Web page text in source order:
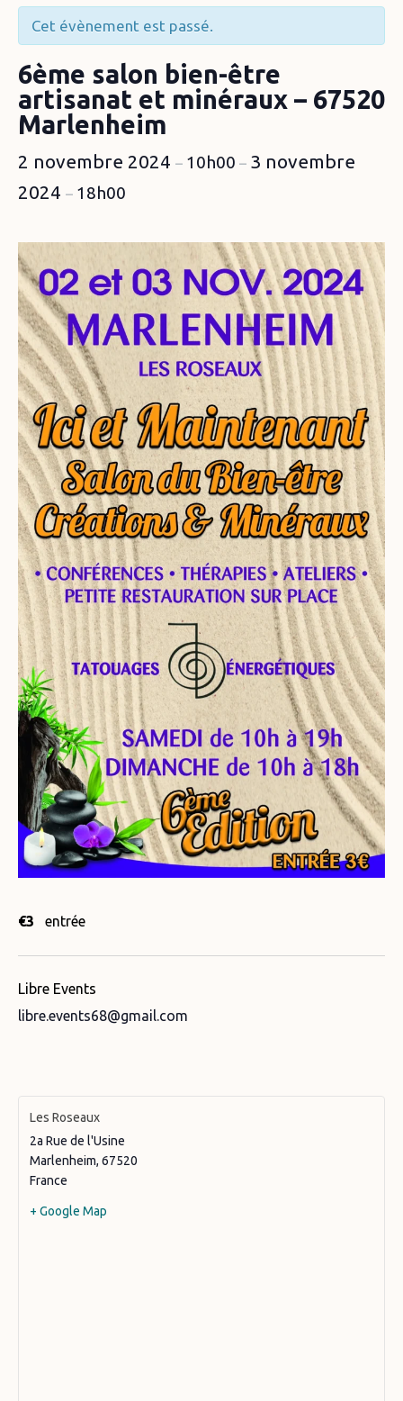
Cet évènement est passé.
6ème salon bien-être
artisanat et minéraux – 67520
Marlenheim
2 novembre 2024 – 10h00 – 3 novembre
2024 – 18h00
€3 entrée
Libre Events
libre.events68@gmail.com
Les Roseaux
2a Rue de l'Usine
Marlenheim, 67520
France
+ Google Map